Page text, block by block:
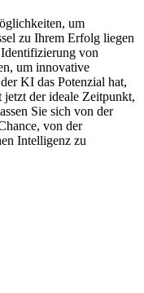
um
zu Ihrem Erfolg liegen
von
um innovative
KI das Potenzial hat,
jetzt der ideale Zeitpunkt,
Sie sich von der
von der
Intelligenz zu